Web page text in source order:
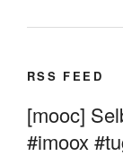
RSS FEED
[mooc]
#imoox